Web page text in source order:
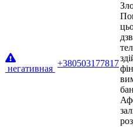
негативная
+380503177817